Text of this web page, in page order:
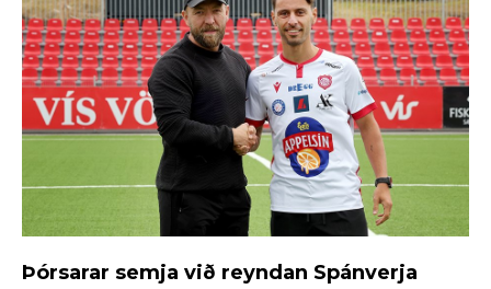
Þórsarar semja við reyndan Spánverja